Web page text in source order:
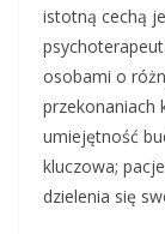
istotną cechą
osobami o
przekonaniach
umiejętność
kluczowa;
dzielenia się